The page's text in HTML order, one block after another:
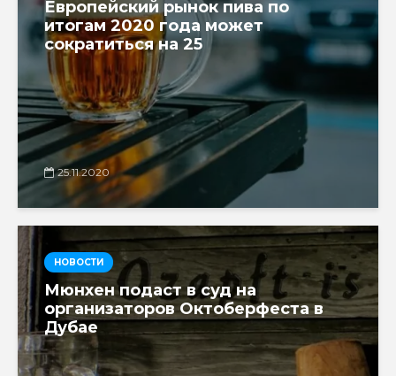
Европейский рынок пива по
итогам 2020 года может
сократиться на 25
25.11.2020
НОВОСТИ
Мюнхен подаст в суд на
организаторов Октоберфеста в
Дубае